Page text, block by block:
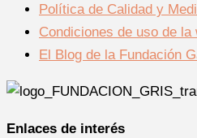
Política de Calidad y
Condiciones de uso de la
El Blog de la Fundación
Enlaces de interés